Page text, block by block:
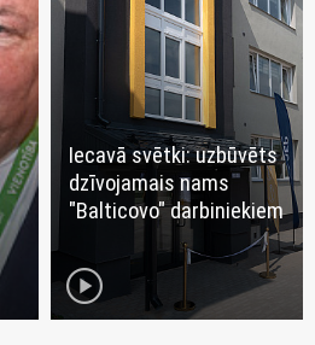
Iecavā svētki: uzbūvēts
dzīvojamais nams
"Balticovo" darbiniekiem
play_circle